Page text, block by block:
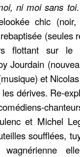
ni moi sans toi
chic
(seules
flottant sur
Jourdain
et
dérives. Re-
et Michel
soufflées,